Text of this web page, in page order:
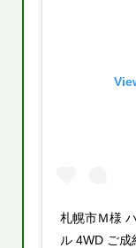
札幌市Ｍ様
ル 4WD ご